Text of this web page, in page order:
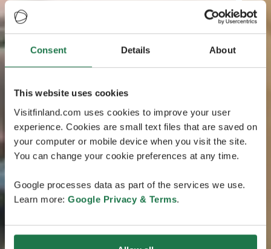
Consent Details About
This website uses cookies
Visitfinland.com uses cookies to improve your user
experience. Cookies are small text files that are saved on
your computer or mobile device when you visit the site.
You can change your cookie preferences at any time.
Google processes data as part of the services we use.
Learn more: Google Privacy & Terms.